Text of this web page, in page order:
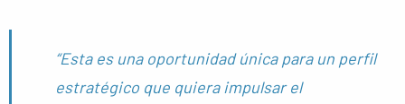
“Esta es una oportunidad única para un perfil
estratégico que quiera impulsar el